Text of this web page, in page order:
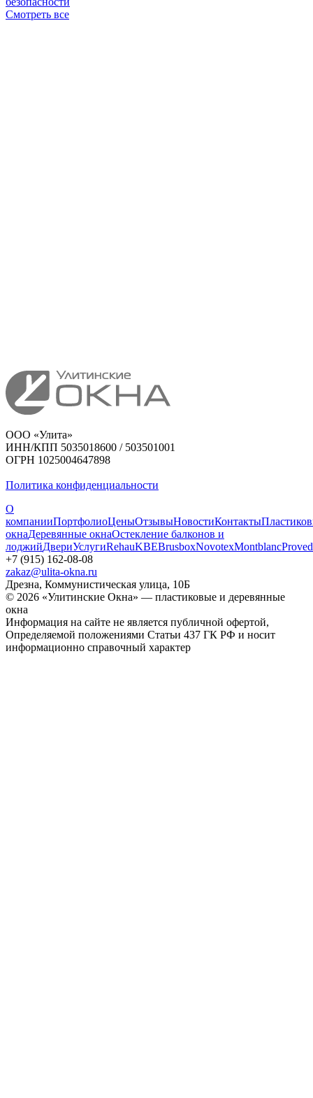
Смотреть все
ООО «Улита»
ИНН/КПП 5035018600 / 503501001
ОГРН 1025004647898
Политика конфиденциальности
О
компанииПортфолиоЦеныОтзывыНовостиКонтакты
окнаДеревянные окнаОстекление балконов и
лоджийДвериУслугиRehauKBEBrusboxNovotexMontblanc
+7 (915) 162-08-08
zakaz@ulita-okna.ru
Дрезна, Коммунистическая улица, 10Б
© 2026 «Улитинские Окна» — пластиковые и деревянные
окна
Информация на сайте не является публичной офертой,
Определяемой положениями Статьи 437 ГК РФ и носит
информационно справочный характер